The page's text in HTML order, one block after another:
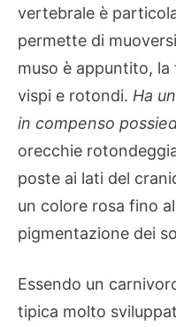
vertebrale è
permette di
muso è appuntito,
vispi e rotondi. Ha
in compenso
orecchie
poste ai lati del
un colore rosa fino
pigmentazione dei
Essendo un
tipica molto